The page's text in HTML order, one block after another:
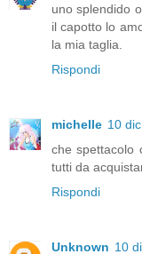
uno splendido
il capotto lo
la mia taglia.
Rispondi
michelle 10
che spettacolo
tutti da
Rispondi
Unknown 10